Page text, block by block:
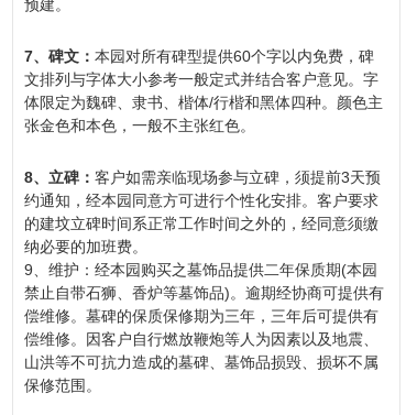
预建。
7、碑文：本园对所有碑型提供60个字以内免费，碑
文排列与字体大小参考一般定式并结合客户意见。字
体限定为魏碑、隶书、楷体/行楷和黑体四种。颜色主
张金色和本色，一般不主张红色。
8、立碑：客户如需亲临现场参与立碑，须提前3天预
约通知，经本园同意方可进行个性化安排。客户要求
的建坟立碑时间系正常工作时间之外的，经同意须缴
纳必要的加班费。
9、维护：经本园购买之墓饰品提供二年保质期(本园
禁止自带石狮、香炉等墓饰品)。逾期经协商可提供有
偿维修。墓碑的保质保修期为三年，三年后可提供有
偿维修。因客户自行燃放鞭炮等人为因素以及地震、
山洪等不可抗力造成的墓碑、墓饰品损毁、损坏不属
保修范围。